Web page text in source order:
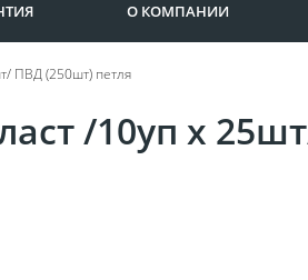
О КОМПАНИИ
ПВД (250шт) петля
/10уп х